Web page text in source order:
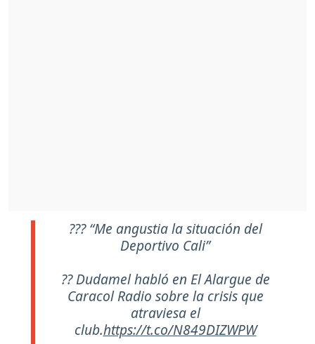
??? “Me angustia la situación del
Deportivo Cali”
?? Dudamel habló en El Alargue de
Caracol Radio sobre la crisis que
atraviesa el
club.https://t.co/N849DIZWPW